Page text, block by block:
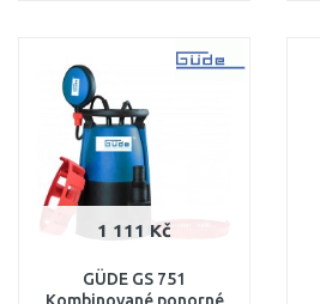
1 111 Kč
GÜDE GS 751